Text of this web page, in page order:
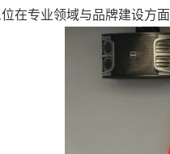
在专业领域与品牌建设方